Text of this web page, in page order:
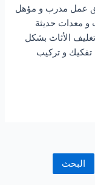
عمل مدرب و مؤهل
و معدات حديثة
الأثاث بشكل
تفكيك و تركيب
البحث